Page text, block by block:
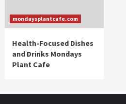
mondaysplantcafe.com
Health-Focused Dishes
and Drinks Mondays
Plant Cafe